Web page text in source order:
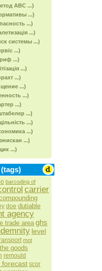
АВС ...)
...)
...)
...)
системы ...)
...)
...)
...)
...)
...)
...)
...)
...)
...)
...)
...)
...)
barcoding of
carrier
doe dutiable
agency
trade area ghs
level
mot
goods
remould
forecast scor